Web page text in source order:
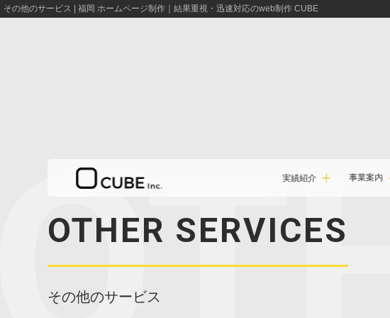
実績紹介
事業案内
実績紹介 事業案内
その他のサービス | 福岡 ホームページ制作｜結果重視・迅速対応のweb制作 CUBE
OTHER SERVICES
その他のサービス